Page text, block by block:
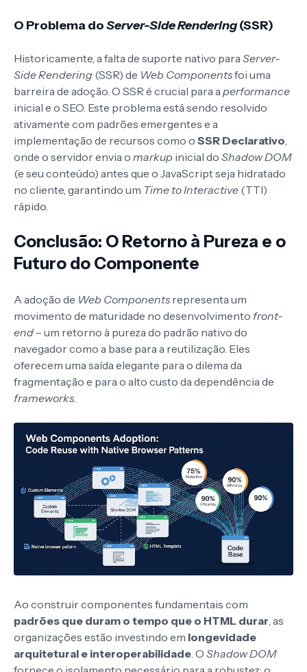
O Problema doServer-Side Rendering(SSR)
Historicamente, a falta de suporte nativo para Server-
Side Rendering (SSR) de Web Componentsfoi uma
barreira de adoção. O SSR é crucial para a performance
inicial e o SEO. Este problema está sendo resolvido
ativamente com padrões emergentes e a
implementação de recursos como o SSR Declarativo
onde o servidor envia o markup inicial do Shadow DOM
(e seu conteúdo) antes que o JavaScript seja hidratado
no cliente, garantindo um Time to Interactive (TTI)
rápido.
Conclusão: O Retorno à Pureza e o
Futuro do Componente
A adoção de Web Components representa um
movimento de maturidade no desenvolvimento front-
end – um retorno à pureza do padrão nativo do
navegador como a base para a reutilização. Eles
oferecem uma saída elegante para o dilema da
fragmentação e para o alto custo da dependência de
frameworks
Ao construir componentes fundamentais com
padrões que duram o tempo que o HTML durar , as
organizações estão investindo em longevidade
arquitetural e interoperabilidade . O Shadow DOM